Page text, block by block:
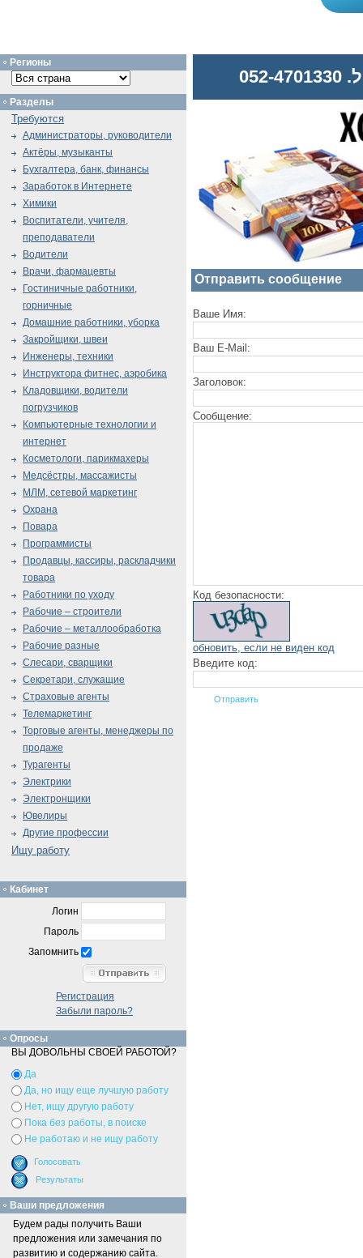
Отправить сообщение
Ваше Имя:
Ваш E-Mail:
Заголовок:
Сообщение:
Код безопасности:
обновить, если не виден код
Введите код:
Регионы
Разделы
Требуются
Администраторы, руководители
Актёры, музыканты
Бухгалтера, банк, финансы
Заработок в Интернете
Химики
Воспитатели, учителя,
преподаватели
Водители
Врачи, фармацевты
Гостиничные работники,
горничные
Домашние работники, уборка
Закройщики, швеи
Инженеры, техники
Инструктора фитнес, аэробика
Кладовщики, водители
погрузчиков
Компьютерные технологии и
интернет
Косметологи, парикмахеры
Медсёстры, массажисты
МЛМ, сетевой маркетинг
Охрана
Повара
Программисты
Продавцы, кассиры, раскладчики
товара
Работники по уходу
Рабочие – строители
Рабочие – металлообработка
Рабочие разные
Слесари, сварщики
Секретари, служащие
Страховые агенты
Телемаркетинг
Торговые агенты, менеджеры по
продаже
Турагенты
Электрики
Электронщики
Ювелиры
Другие профессии
Ищу работу
Кабинет
Логин
Пароль
Запомнить
Регистрация
Забыли пароль?
Опросы
ВЫ ДОВОЛЬНЫ СВОЕЙ РАБОТОЙ?
Да
Да, но ищу еще лучшую работу
Нет, ищу другую работу
Пока без работы, в поиске
Не работаю и не ищу работу
Ваши предложения
Будем рады получить Ваши
предложения или замечания по
развитию и содержанию сайта.